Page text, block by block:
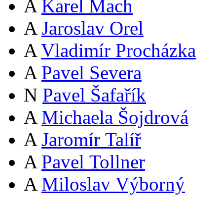
A Karel Mach
A Jaroslav Orel
A Vladimír Procházka
A Pavel Severa
N Pavel Šafařík
A Michaela Šojdrová
A Jaromír Talíř
A Pavel Tollner
A Miloslav Výborný